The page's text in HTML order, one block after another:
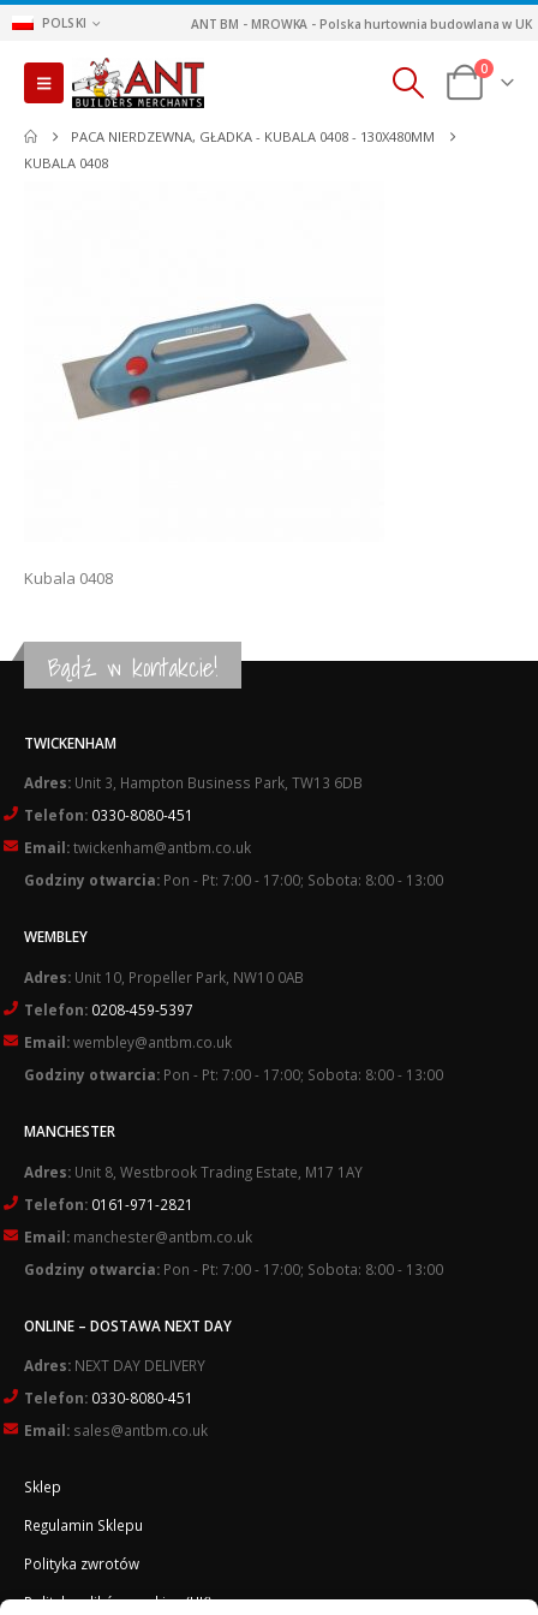
POLSKI ANT BM - MROWKA - Polska hurtownia budowlana w UK
0
PACA NIERDZEWNA, GŁADKA - KUBALA 0408 - 130X480MM
KUBALA 0408
Kubala 0408
Bądź w kontakcie!
TWICKENHAM
Adres: Unit 3, Hampton Business Park, TW13 6DB
Telefon: 0330-8080-451
Email:twickenham@antbm.co.uk
Godziny otwarcia: Pon - Pt: 7:00 - 17:00; Sobota: 8:00 - 13:00
WEMBLEY
Adres: Unit 10, Propeller Park, NW10 0AB
Telefon: 0208-459-5397
Email:wembley@antbm.co.uk
Godziny otwarcia: Pon - Pt: 7:00 - 17:00; Sobota: 8:00 - 13:00
MANCHESTER
Adres: Unit 8, Westbrook Trading Estate, M17 1AY
Telefon: 0161-971-2821
Email: manchester@antbm.co.uk
Godziny otwarcia: Pon - Pt: 7:00 - 17:00; Sobota: 8:00 - 13:00
ONLINE – DOSTAWA NEXT DAY
Adres: NEXT DAY DELIVERY
Telefon: 0330-8080-451
Email: sales@antbm.co.uk
Sklep
Regulamin Sklepu
Polityka zwrotów
Polityka plików cookies (UK)